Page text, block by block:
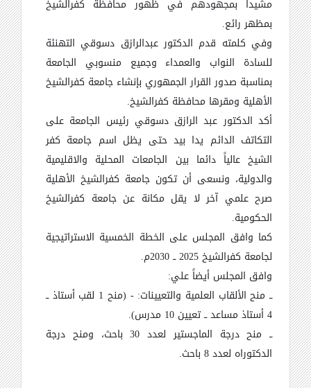
مشيداً بمجهودهم في ظهور محافظة كفرالشيخ
بمظهر رائع.
وفي كلمته قدم الدكتور عبدالرازق دسوقي التهنئة
للسادة النواب والعمداء وجميع منسوبي الجامعة
بمناسبة صدور القرار الجمهوري بإنشاء جامعة كفرالشيخ
الأهلية ومقرها محافظة كفرالشيخ.
أكد الدكتور عبد الرازق دسوقي رئيس الجامعة على
التكاتف الدائم يدا بيد حتى يظل اسم جامعة كفر
الشيخ عالياً دائما بين الجامعات المحلية والاقليمية
والدولية، ونسعى أن تكون جامعة كفرالشيخ الأهلية
صرح علمي آخر لا يقل مكانة عن جامعة كفرالشيخ
الحكومية.
كما وافق المجلس على الخطة الخمسية الاستراتيجية
لجامعة كفرالشيخ 2025 ــ 2030م.
وافق المجلس أيضاً علي:
ــ منح الألقاب العلمية والتعيينات: - (منح 1 لقب أستاذ ــ
4 أستاذ مساعد ــ تعيين 10 مدرس).
ــ منح درجة الماجستير لعدد 30 باحث، ومنح درجة
الدكتوراه لعدد 8 باحث.